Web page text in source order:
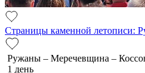
Страницы каменной летописи:
Ружаны – Меречевщина –
1 день